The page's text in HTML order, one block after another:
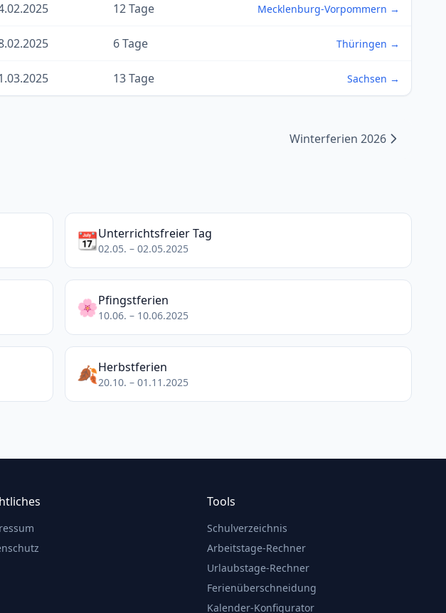
12 Tage Mecklenburg-Vorpommern →
6 Tage Thüringen →
13 Tage Sachsen →
Winterferien 2026
📆Unterrichtsfreier Tag
02.05. – 02.05.2025
🌸Pfingstferien
10.06. – 10.06.2025
🍂Herbstferien
20.10. – 01.11.2025
Tools
Schulverzeichnis
Arbeitstage-Rechner
Urlaubstage-Rechner
Ferienüberschneidung
Kalender-Konfigurator